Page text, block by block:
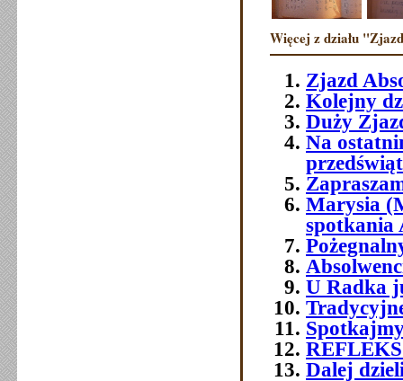
Więcej z działu
Zjazd
Kolejny
Duży
Na
Marysia
spotkania
U Radka
Dalej